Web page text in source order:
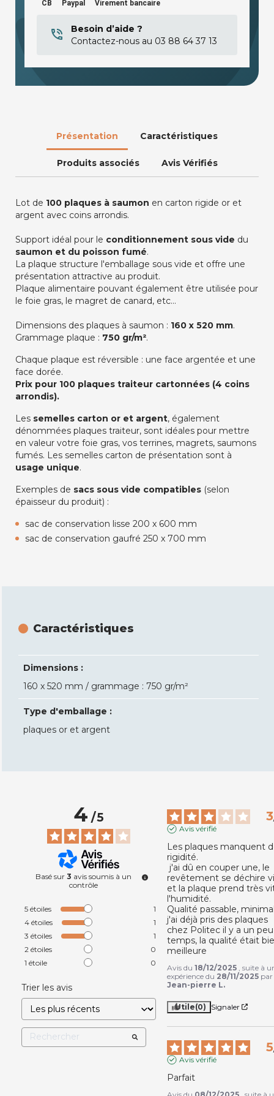
CB Paypal Virement bancaire
Besoin d’aide ?
Contactez-nous au 03 88 64 37 13
Présentation Caractéristiques
Produits associés Avis Vérifiés
Lot de 100 plaques à saumon en carton rigide or et
argent avec coins arrondis.
Support idéal pour le conditionnement sous vide du
saumon et du poisson fumé.
La plaque structure l'emballage sous vide et offre une
présentation attractive au produit.
Plaque alimentaire pouvant également être utilisée pour
le foie gras, le magret de canard, etc...
Dimensions des plaques à saumon : 160 x 520 mm.
Grammage plaque : 750 gr/m².
Chaque plaque est réversible : une face argentée et une
face dorée.
Prix pour 100 plaques traiteur cartonnées (4 coins
arrondis).
Les semelles carton or et argent, également
dénommées plaques traiteur, sont idéales pour mettre
en valeur votre foie gras, vos terrines, magrets, saumons
fumés. Les semelles carton de présentation sont à
usage unique.
Exemples de sacs sous vide compatibles (selon
épaisseur du produit) :
sac de conservation lisse 200 x 600 mm
sac de conservation gaufré 250 x 700 mm
Caractéristiques
Dimensions :
160 x 520 mm / grammage : 750 gr/m²
Type d'emballage :
plaques or et argent
4/5
Basé sur 3 avis soumis à un
contrôle
5 étoiles
1
4 étoiles
1
3 étoiles
1
2 étoiles
0
1 étoile 0
Trier les avis
3
Avis vérifié
Les plaques manquent
rigidité.
revêtement se déchire
et la plaque prend très
l'humidité.
Qualité passable,
j'ai déjà pris des plaques
chez Politec il y a un
temps, la qualité était
meilleure
Avis du18/12/2025 , suite à
expérience du 28/11/2025 par
Jean-pierre L.
Utile(0) Signaler
5
Avis vérifié
Parfait